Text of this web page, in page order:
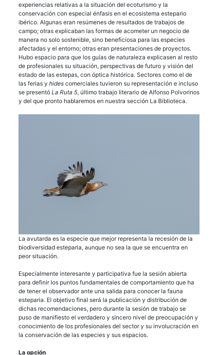
experiencias relativas a la situación del ecoturismo y la
conservación con especial énfasis en el ecosistema estepario
ibérico. Algunas eran resúmenes de resultados de trabajos de
campo; otras explicaban las formas de acometer un negocio de
manera no solo sostenible, sino beneficiosa para las especies
afectadas y el entorno; otras eran presentaciones de proyectos.
Hubo espacio para que los guías de naturaleza explicasen al resto
de profesionales su situación, perspectivas de futuro y visión del
estado de las estepas, con óptica histórica. Sectores como el de
las ferias y hides comerciales tuvieron su representación e incluso
se presentó La Ruta 5, último trabajo literario de Alfonso Polvorinos
y del que pronto hablaremos en nuestra sección La Biblioteca.
La avutarda es la especie que mejor representa la recesión de la
biodiversidad esteparia, aunque no sea la que se encuentra en
peor situación.
Especialmente interesante y participativa fue la sesión abierta
para definir los puntos fundamentales de comportamiento que ha
de tener el observador ante una salida para conocer la fauna
esteparia. El objetivo final será la publicación y distribución de
dichas recomendaciones, pero durante la sesión de trabajo se
puso de manifiesto el verdadero y sincero nivel de preocupación y
conocimiento de los profesionales del sector y su involucración en
la conservación de las especies y sus espacios.
La opción